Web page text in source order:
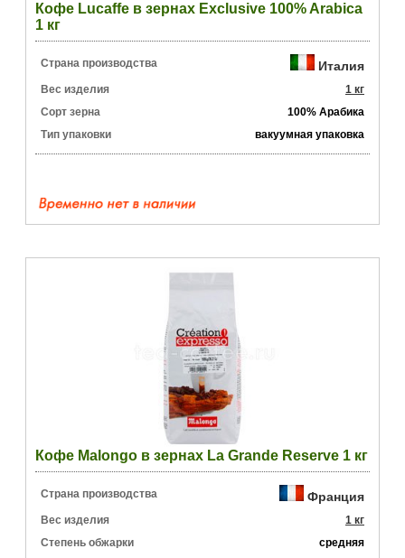
Кофе Lucaffe в зернах Exclusive 100% Arabica
1 кг
Страна производства Италия
Вес изделия
1 кг
Сорт зерна
100% Арабика
Тип упаковки
вакуумная упаковка
Кофе Malongo в зернах La Grande Reserve 1 кг
Страна производства Франция
Вес изделия
1 кг
Степень обжарки
средняя